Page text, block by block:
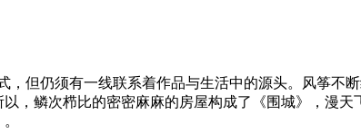
但仍须有一线联系着作品与生活中的源头。风筝不
，鳞次栉比的密密麻麻的房屋构成了《围城》，漫